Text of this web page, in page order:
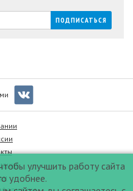
улучшить работу сайта
удобнее.